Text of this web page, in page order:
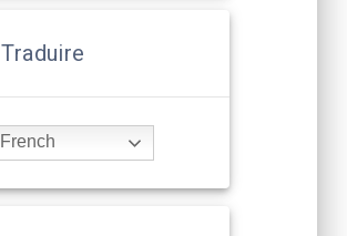
Traduire
French